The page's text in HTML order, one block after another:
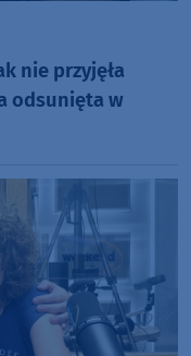
nie przyjęła
odsunięta w